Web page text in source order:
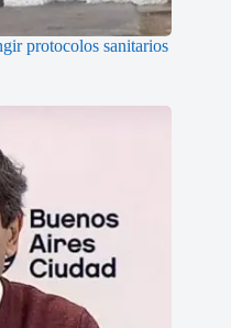
protocolos sanitarios